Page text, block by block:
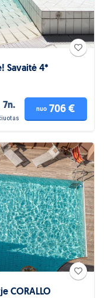
Savaitė 4*
7n. nuo 706 €
CORALLO